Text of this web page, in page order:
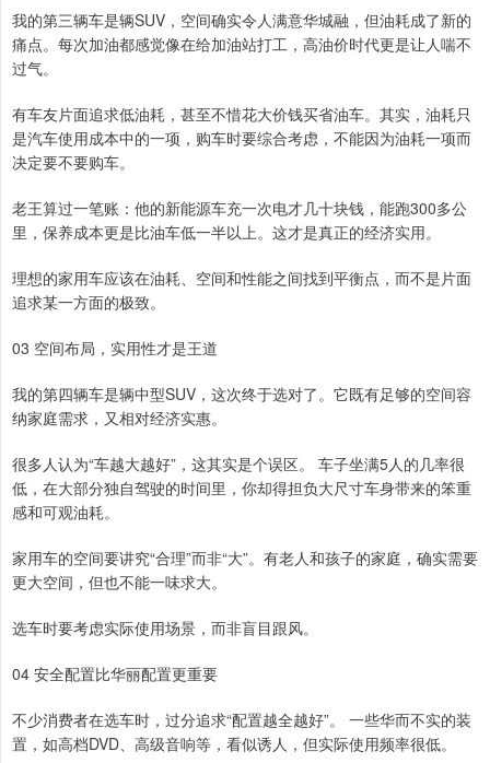
我的第三辆车是辆SUV，空间确实令人满意华城融，但油耗成了新的
痛点。每次加油都感觉像在给加油站打工，高油价时代更是让人喘不
过气。
有车友片面追求低油耗，甚至不惜花大价钱买省油车。其实，油耗只
是汽车使用成本中的一项，购车时要综合考虑，不能因为油耗一项而
决定要不要购车。
老王算过一笔账：他的新能源车充一次电才几十块钱，能跑300多公
里，保养成本更是比油车低一半以上。这才是真正的经济实用。
理想的家用车应该在油耗、空间和性能之间找到平衡点，而不是片面
追求某一方面的极致。
03 空间布局，实用性才是王道
我的第四辆车是辆中型SUV，这次终于选对了。它既有足够的空间容
纳家庭需求，又相对经济实惠。
很多人认为“车越大越好”，这其实是个误区。 车子坐满5人的几率很
低，在大部分独自驾驶的时间里，你却得担负大尺寸车身带来的笨重
感和可观油耗。
家用车的空间要讲究“合理”而非“大”。有老人和孩子的家庭，确实需要
更大空间，但也不能一味求大。
选车时要考虑实际使用场景，而非盲目跟风。
04 安全配置比华丽配置更重要
不少消费者在选车时，过分追求“配置越全越好”。 一些华而不实的装
置，如高档DVD、高级音响等，看似诱人，但实际使用频率很低。